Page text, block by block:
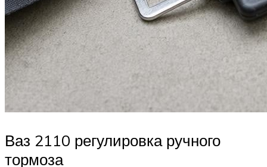
Ваз 2110 регулировка ручного
тормоза